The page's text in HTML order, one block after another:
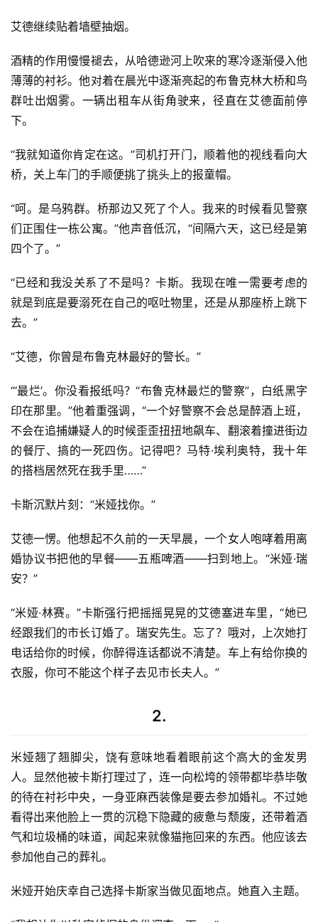
艾德继续贴着墙壁抽烟。
酒精的作用慢慢褪去，从哈德逊河上吹来的寒冷逐渐侵入他
薄薄的衬衫。他对着在晨光中逐渐亮起的布鲁克林大桥和鸟
群吐出烟雾。一辆出租车从街角驶来，径直在艾德面前停
下。
“我就知道你肯定在这。”司机打开门，顺着他的视线看向大
桥，关上车门的手顺便挑了挑头上的报童帽。
“呵。是乌鸦群。桥那边又死了个人。我来的时候看见警察
们正围住一栋公寓。”他声音低沉，“间隔六天，这已经是第
四个了。”
“已经和我没关系了不是吗？卡斯。我现在唯一需要考虑的
就是到底是要溺死在自己的呕吐物里，还是从那座桥上跳下
去。”
“艾德，你曾是布鲁克林最好的警长。”
“‘最烂’。你没看报纸吗？“布鲁克林最烂的警察”，白纸黑字
印在那里。”他着重强调，“一个好警察不会总是醉酒上班，
不会在追捕嫌疑人的时候歪歪扭扭地飙车、翻滚着撞进街边
的餐厅、搞的一死四伤。记得吧？马特·埃利奥特，我十年
的搭档居然死在我手里……”
卡斯沉默片刻：“米娅找你。”
艾德一愣。他想起不久前的一天早晨，一个女人咆哮着用离
婚协议书把他的早餐——五瓶啤酒——扫到地上。“米娅·瑞
安？”
“米娅·林赛。”卡斯强行把摇摇晃晃的艾德塞进车里，“她已
经跟我们的市长订婚了。瑞安先生。忘了？哦对，上次她打
电话给你的时候，你醉得连话都说不清楚。车上有给你换的
衣服，你可不能这个样子去见市长夫人。”
2.
米娅翘了翘脚尖，饶有意味地看着眼前这个高大的金发男
人。显然他被卡斯打理过了，连一向松垮的领带都毕恭毕敬
的待在衬衫中央，一身亚麻西装像是要去参加婚礼。不过她
看得出来他脸上一贯的沉稳下隐藏的疲惫与颓废，还带着酒
气和垃圾桶的味道，闻起来就像猫拖回来的东西。他应该去
参加他自己的葬礼。
米娅开始庆幸自己选择卡斯家当做见面地点。她直入主题。